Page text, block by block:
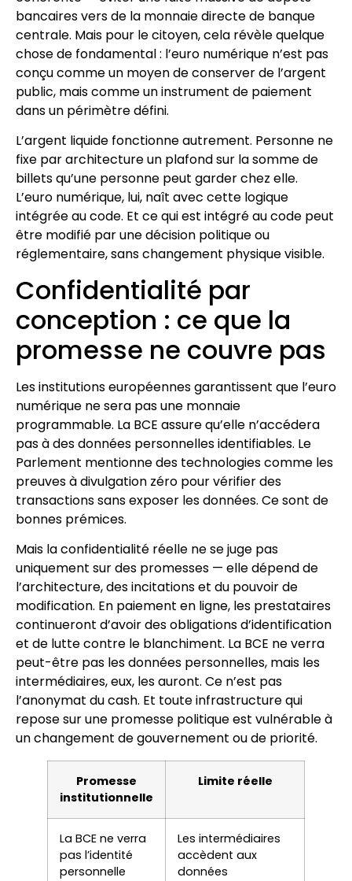
bancaires vers de la monnaie directe de banque
centrale. Mais pour le citoyen, cela révèle quelque
chose de fondamental : l’euro numérique n’est pas
conçu comme un moyen de conserver de l’argent
public, mais comme un instrument de paiement
dans un périmètre défini.
L’argent liquide fonctionne autrement. Personne ne
fixe par architecture un plafond sur la somme de
billets qu’une personne peut garder chez elle.
L’euro numérique, lui, naît avec cette logique
intégrée au code. Et ce qui est intégré au code peut
être modifié par une décision politique ou
réglementaire, sans changement physique visible.
Confidentialité par
conception : ce que la
promesse ne couvre pas
Les institutions européennes garantissent que l’euro
numérique ne sera pas une monnaie
programmable. La BCE assure qu’elle n’accédera
pas à des données personnelles identifiables. Le
Parlement mentionne des technologies comme les
preuves à divulgation zéro pour vérifier des
transactions sans exposer les données. Ce sont de
bonnes prémices.
Mais la confidentialité réelle ne se juge pas
uniquement sur des promesses — elle dépend de
l’architecture, des incitations et du pouvoir de
modification. En paiement en ligne, les prestataires
continueront d’avoir des obligations d’identification
et de lutte contre le blanchiment. La BCE ne verra
peut-être pas les données personnelles, mais les
intermédiaires, eux, les auront. Ce n’est pas
l’anonymat du cash. Et toute infrastructure qui
repose sur une promesse politique est vulnérable à
un changement de gouvernement ou de priorité.
Promesse
institutionnelle
Limite réelle
La BCE ne verra
pas l’identité
personnelle
Les intermédiaires
accèdent aux
données